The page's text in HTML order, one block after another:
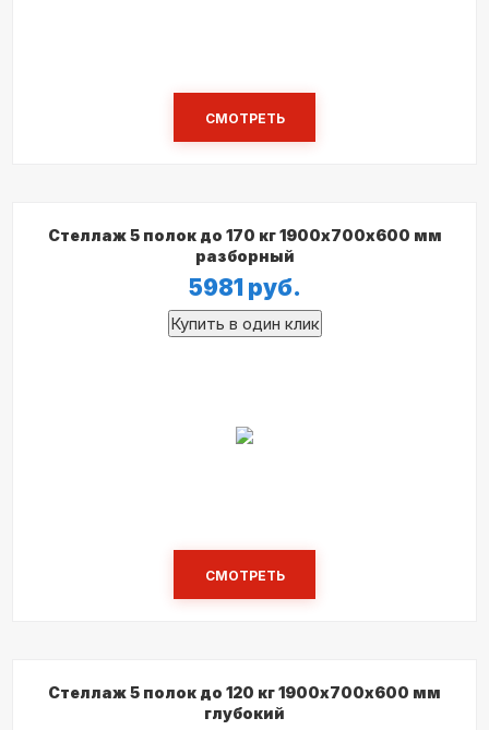
СМОТРЕТЬ
Стеллаж 5 полок до 170 кг 1900х700х600 мм
разборный
5981руб.
СМОТРЕТЬ
Стеллаж 5 полок до 120 кг 1900х700х600 мм
глубокий